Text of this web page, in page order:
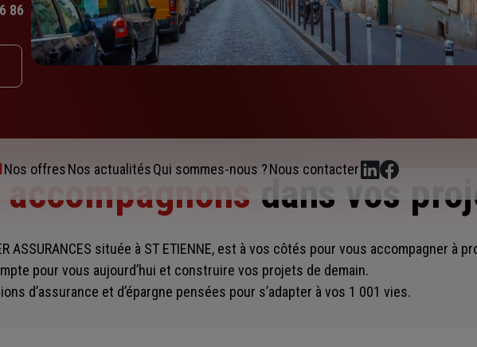
86
Nos offresNos actualitésQui sommes-nous ?Nous contacter
dans vos
ASSURANCES située à ST ETIENNE, est à vos côtés pour vous accompagner à
pour vous aujourd’hui et construire vos projets de demain.
d’assurance et d’épargne pensées pour s’adapter à vos 1 001 vies.